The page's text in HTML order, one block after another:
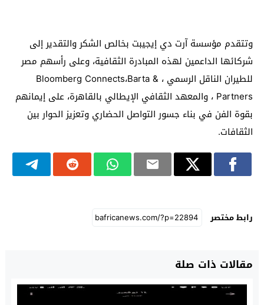
وتتقدم مؤسسة آرت دي إيجيبت بخالص الشكر والتقدير إلى
شركائها الداعمين لهذه المبادرة الثقافية، وعلى رأسهم مصر
للطيران الناقل الرسمي ، Bloomberg Connects،Barta &
Partners ، والمعهد الثقافي الإيطالي بالقاهرة، على إيمانهم
بقوة الفن في بناء جسور التواصل الحضاري وتعزيز الحوار بين
الثقافات.
رابط مختصر
مقالات ذات صلة